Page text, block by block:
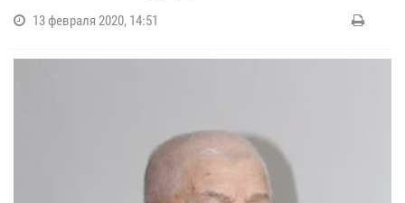
13 февраля 2020, 14:51